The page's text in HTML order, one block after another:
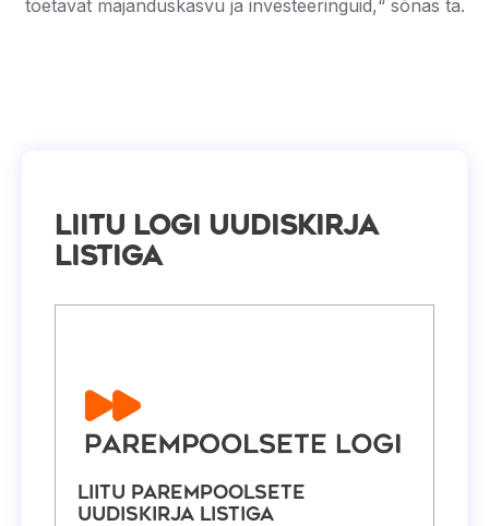
toetavat majanduskasvu ja investeeringuid,“ sõnas ta.
Liitu Logi uudiskirja
listiga
Liitu Parempoolsete
uudiskirja listiga